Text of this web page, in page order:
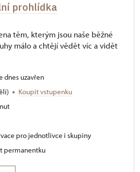
prohlídka
těm, kterým jsou naše běžné
málo a chtějí vědět víc a vidět
dnes uzavřen
Koupit vstupenku
pro jednotlivce i skupiny
permanentku